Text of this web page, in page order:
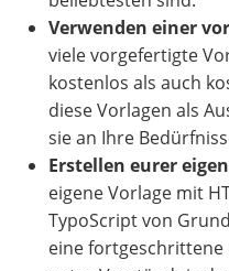
Verwenden einer
viele vorgefertigte
kostenlos als auch
diese Vorlagen als
sie an Ihre
Erstellen eurer
eigene Vorlage mit
TypoScript von
eine